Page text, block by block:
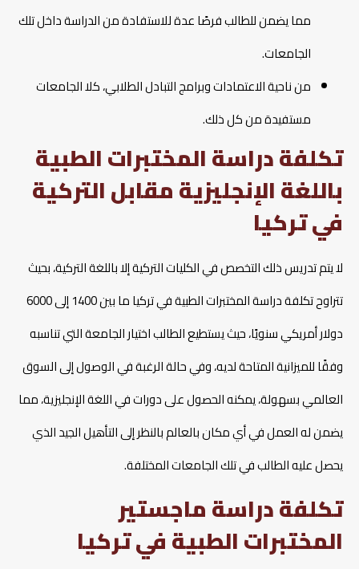
مما يضمن للطالب فرصًا عدة للاستفادة من الدراسة داخل تلك
الجامعات.
من ناحية الاعتمادات وبرامج التبادل الطلابي، كلا الجامعات
مستفيدة من كل ذلك.
تكلفة دراسة المختبرات الطبية
باللغة الإنجليزية مقابل التركية
في تركيا
لا يتم تدريس ذلك التخصص في الكليات التركية إلا باللغة التركية، بحيث
تتراوح تكلفة دراسة المختبرات الطبية في تركيا ما بين 1400 إلى 6000
دولار أمريكي سنويًا، حيث يستطيع الطالب اختيار الجامعة التي تناسبه
وفقًا للميزانية المتاحة لديه، وفي حالة الرغبة في الوصول إلى السوق
العالمي بسهولة، يمكنه الحصول على دورات في اللغة الإنجليزية، مما
يضمن له العمل في أي مكان بالعالم بالنظر إلى التأهيل الجيد الذي
يحصل عليه الطالب في تلك الجامعات المختلفة.
تكلفة دراسة ماجستير
المختبرات الطبية في تركيا